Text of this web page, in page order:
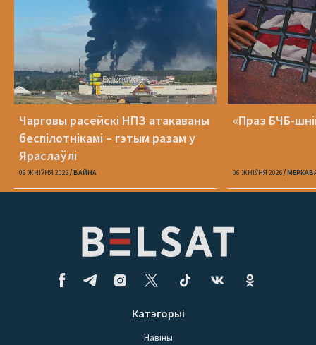
Чарговы расейскі НПЗ атакаваны
беспілотнікамі – гэтым разам у
Яраслаўлі
06 ЖНІЎНЯ 2026 ВАЙНА
«Праз БЧБ-
06 ЖНІЎНЯ 2026
Катэгорыі
Навіны